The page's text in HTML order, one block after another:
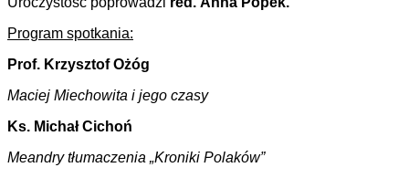
Program spotkania:
Prof. Krzysztof Ożóg
Maciej Miechowita i jego czasy
Ks. Michał Cichoń
Meandry tłumaczenia „Kroniki Polaków”